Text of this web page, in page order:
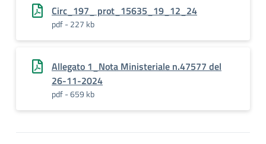
Circ_197_ prot_15635_19_12_24
pdf - 227 kb
Allegato 1_Nota Ministeriale n.47577 del
26-11-2024
pdf - 659 kb